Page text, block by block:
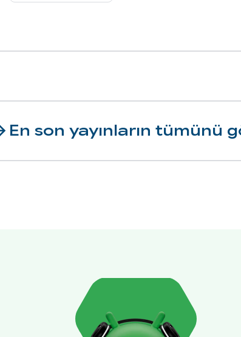
En son yayınların tümünü